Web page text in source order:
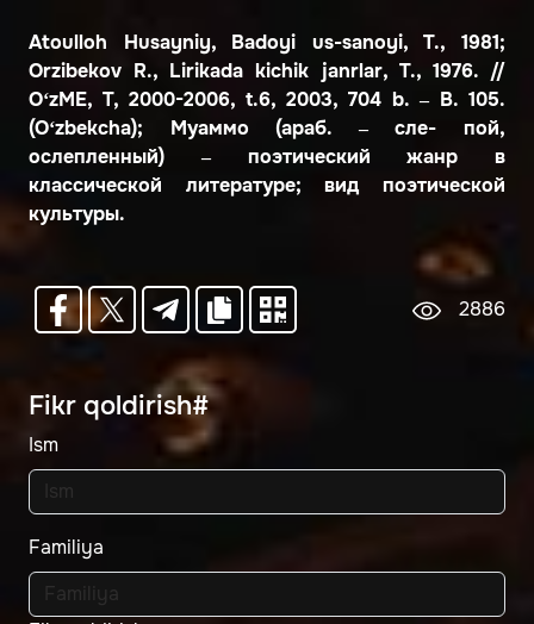
Atoulloh Husayniy, Badoyi us-sanoyi, T., 1981;
Orzibekov R., Lirikada kichik janrlar, T., 1976. //
O‘zME, T, 2000-2006, t.6, 2003, 704 b. – B. 105.
(O‘zbekcha); Муаммо (араб. – сле- пой,
ослепленный) – поэтический жанр в
классической литературе; вид поэтической
культуры.
2886
Fikr qoldirish#
Ism
Familiya